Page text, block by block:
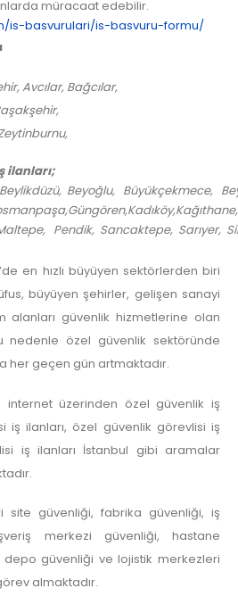
müracaat edebilir.
is-basvurulari/is-basvuru-formu/
Avcılar, Bağcılar,
ilanları;
Beyoğlu, Büyükçekmece,
Pendik, Sancaktepe, Sarıyer,
en hızlı büyüyen sektörlerden biri
büyüyen şehirler, gelişen sanayi
güvenlik hizmetlerine olan
nedenle özel güvenlik sektöründe
her geçen gün artmaktadır.
internet üzerinden özel güvenlik iş
iş ilanları, özel güvenlik görevlisi iş
iş ilanları İstanbul gibi aramalar
site güvenliği, fabrika güvenliği, iş
merkezi güvenliği, hastane
güvenliği ve lojistik merkezleri
almaktadır.